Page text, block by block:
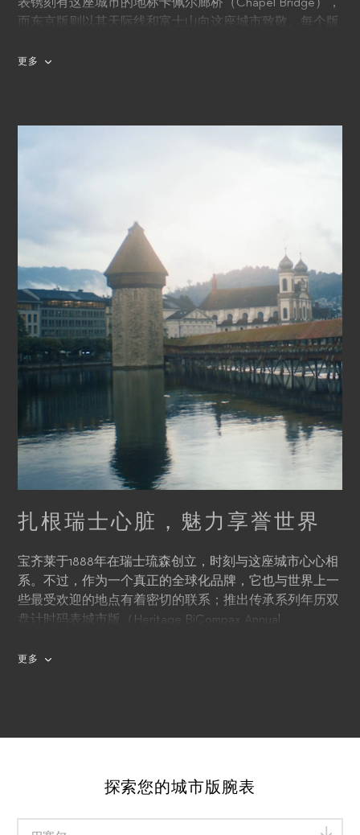
表镌刻有这座城市的地标卡佩尔廊桥（Chapel Bridge），
而东京版则以其天际线和富士山向这座城市致敬。每个版
志性和高辨识度的名胜古迹。
更多
扎根瑞士心脏，魅力享誉世界
宝齐莱于1888年在瑞士琉森创立，时刻与这座城市心心相
系。不过，作为一个真正的全球化品牌，它也与世界上一
些最受欢迎的地点有着密切的联系；推出传承系列年历双
盘计时码表城市版（Heritage BiCompax Annual
六个城市的致敬。
更多
探索您的城市版腕表